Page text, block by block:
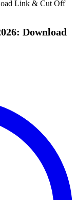
Link & Cut Off
Download